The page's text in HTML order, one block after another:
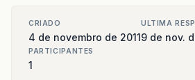
CRIADO
4 de novembro de 2011
ULTIMA
9 de nov.
PARTICIPANTES
1